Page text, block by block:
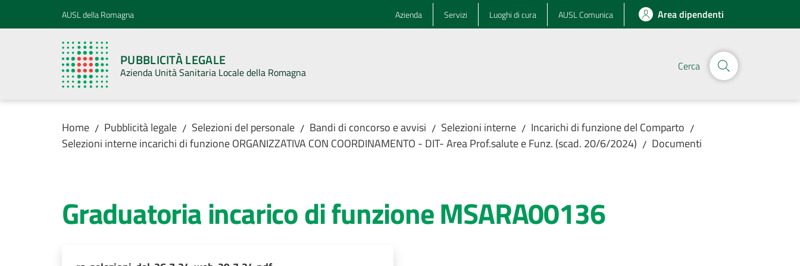
Vai al contenuto
Vai alla navigazioneAUSL della Romagna Azienda Servizi Luoghi di cura AUSL Comunica Area dipendenti
PUBBLICITÀ LEGALE
Azienda Unità Sanitaria Locale della Romagna Cerca
Home / Pubblicità legale / Selezioni del personale / Bandi di concorso e avvisi / Selezioni interne / Incarichi di funzione del Comparto /
Selezioni interne incarichi di funzione ORGANIZZATIVA CON COORDINAMENTO - DIT- Area Prof.salute e Funz. (scad. 20/6/2024) / Documenti
Graduatoria incarico di funzione MSARA00136